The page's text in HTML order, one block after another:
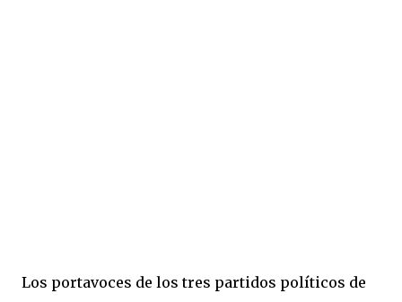
Los portavoces de los tres partidos políticos de